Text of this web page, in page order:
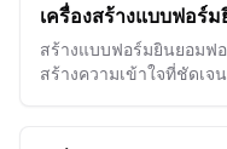
เครื่องสร้างแบบฟอร์
สร้างแบบฟอร์มยินยอมฟ
สร้างความเข้าใจที่ชัดเ